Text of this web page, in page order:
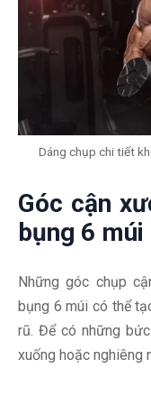
Dáng chụp chi tiết
Góc cận
bụng 6 múi
Những góc chụp
bụng 6 múi có thể
rũ. Để có những
xuống hoặc nghiêng